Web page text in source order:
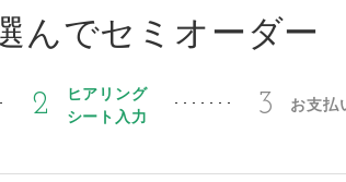
んでセミオーダー
2
ヒアリング
シート入力
3 お支払